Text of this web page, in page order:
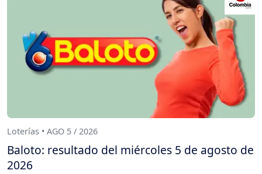
Loterías • AGO 5 / 2026
Baloto: resultado del miércoles 5 de agosto de
2026